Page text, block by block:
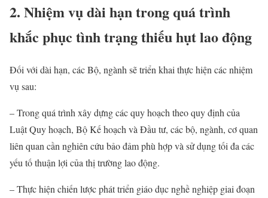
2. Nhiệm vụ dài hạn trong quá trình
khắc phục tình trạng thiếu hụt lao động
Đối với dài hạn, các Bộ, ngành sẽ triển khai thực hiện các nhiệm
vụ sau:
– Trong quá trình xây dựng các quy hoạch theo quy định của
Luật Quy hoạch, Bộ Kế hoạch và Đầu tư, các bộ, ngành, cơ quan
liên quan cần nghiên cứu bảo đảm phù hợp và sử dụng tối đa các
yếu tố thuận lợi của thị trường lao động.
– Thực hiện chiến lược phát triển giáo dục nghề nghiệp giai đoạn